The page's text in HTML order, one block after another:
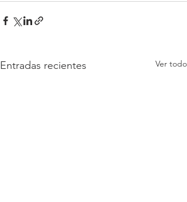
Entradas recientes Ver todo